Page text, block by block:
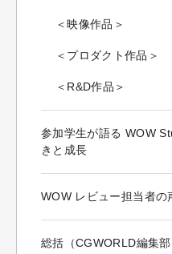
＜映像作品＞
＜プロダクト作品＞
＜R&D作品＞
参加学生が語る WOW
きと成長
WOW レビュー担当者の
総括（CGWORLD編集部